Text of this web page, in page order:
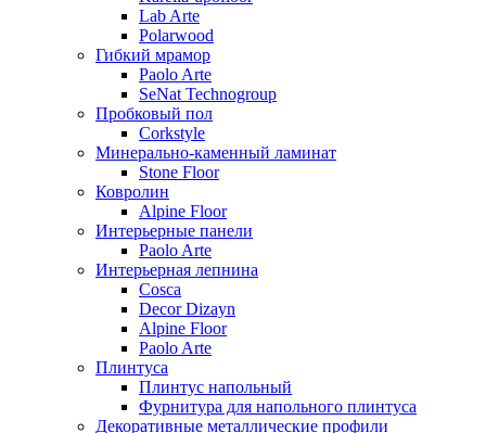
Lab Arte
Polarwood
Гибкий мрамор
Paolo Arte
SeNat Technogroup
Пробковый пол
Corkstyle
Минерально-каменный ламинат
Stone Floor
Ковролин
Alpine Floor
Интерьерные панели
Paolo Arte
Интерьерная лепнина
Cosca
Decor Dizayn
Alpine Floor
Paolo Arte
Плинтуса
Плинтус напольный
Фурнитура для напольного плинтуса
Декоративные металлические профили